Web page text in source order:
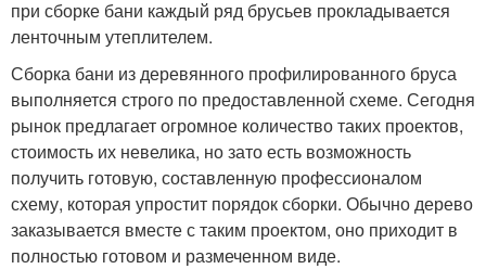
при сборке бани каждый ряд брусьев прокладывается
ленточным утеплителем.
Сборка бани из деревянного профилированного бруса
выполняется строго по предоставленной схеме. Сегодня
рынок предлагает огромное количество таких проектов,
стоимость их невелика, но зато есть возможность
получить готовую, составленную профессионалом
схему, которая упростит порядок сборки. Обычно дерево
заказывается вместе с таким проектом, оно приходит в
полностью готовом и размеченном виде.